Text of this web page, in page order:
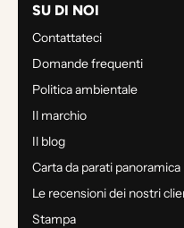
SU DI NOI
Contattateci
Domande frequenti
Politica ambientale
Il marchio
Il blog
Carta da parati panoramica
Le recensioni dei nostri
Stampa